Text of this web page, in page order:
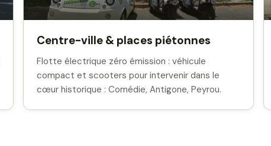
Centre-ville & places piétonnes
Flotte électrique zéro émission : véhicule
compact et scooters pour intervenir dans le
cœur historique : Comédie, Antigone, Peyrou.